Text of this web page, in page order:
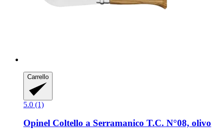
Carrello
5.0 (1)
Opinel Coltello a Serramanico T.C. N°08, olivo